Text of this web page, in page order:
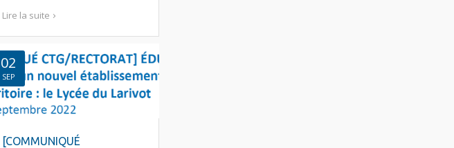
Lire la suite
02
SEP
[COMMUNIQUÉ